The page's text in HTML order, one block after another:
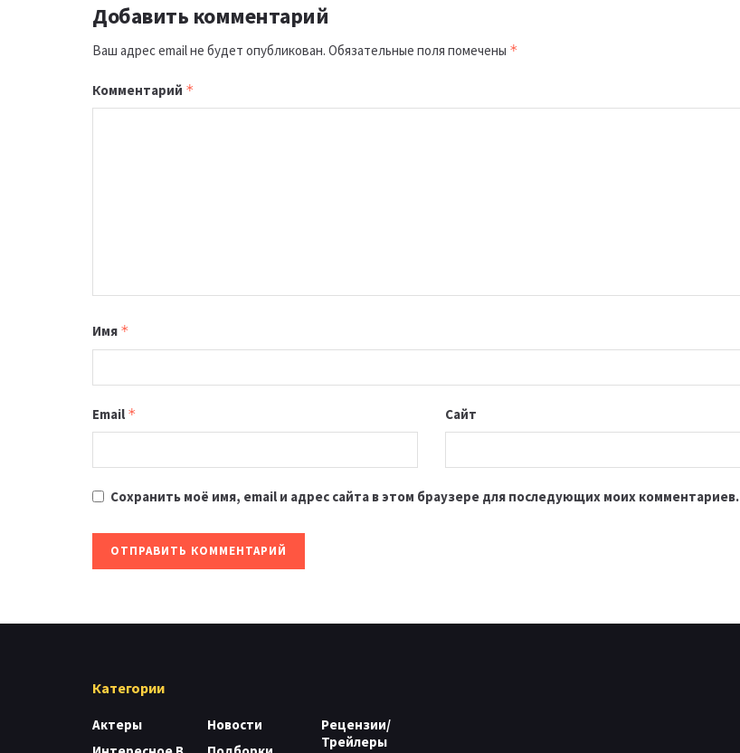
Добавить комментарий
Ваш адрес email не будет опубликован. Обязательные поля помечены *
Комментарий *
Имя *
Email * Сайт
Сохранить моё имя, email и адрес сайта в этом браузере для последующих моих комментариев.
Категории
Актеры
Новости
Рецензии/
Трейлеры